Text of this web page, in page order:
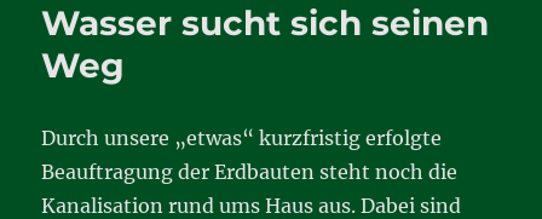
Wasser sucht sich seinen
Weg
Durch unsere „etwas“ kurzfristig erfolgte
Beauftragung der Erdbauten steht noch die
Kanalisation rund ums Haus aus. Dabei sind